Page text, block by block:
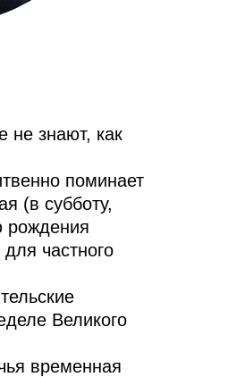
не знают, как
поминает
(в субботу,
рождения
частного
Великого
временная